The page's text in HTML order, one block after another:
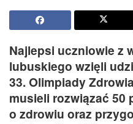
Najlepsi uczniowie z
lubuskiego wzięli
33. Olimpiady
musieli rozwiązać 50
o zdrowiu oraz